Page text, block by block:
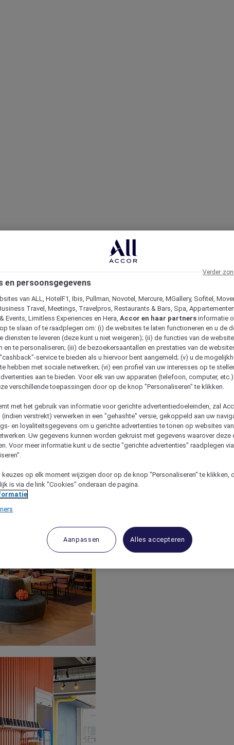
en persoonsgegevens
van ALL, HotelF1, Ibis, Pullman, Novotel, Mercure, MGallery, Sofitel,
Travel, Meetings, Travelpros, Restaurants & Bars, Spa,
Events, Limitless Experiences en Hera, Accor en haar partners informatie
te slaan of te raadplegen om: (i) de websites te laten functioneren en u de
diensten te leveren (deze kunt u niet weigeren); (ii) de functies van de
en te personaliseren; (iii) de bezoekersaantallen en prestaties van de
service te bieden als u hiervoor bent aangemeld; (v) u de
hebben met sociale netwerken; (vi) een profiel van uw interesses op te
aan te bieden. Voor elk van uw apparaten (telefoon, computer,
verschillende toepassingen door op de knop "Personaliseren" te klikken.
met het gebruik van informatie voor gerichte advertentiedoeleinden, zal
verstrekt) verwerken in een "gehashte" versie, gekoppeld aan uw
en loyaliteitsgegevens om u gerichte advertenties te tonen op websites
Uw gegevens kunnen worden gekruist met gegevens waarover deze
Voor meer informatie kunt u de sectie "gerichte advertenties" raadplegen
keuzes op elk moment wijzigen door op de knop "Personaliseren" te klikken,
is via de link "Cookies" onderaan de pagina.
Aanpassen Alles accepteren
Verder